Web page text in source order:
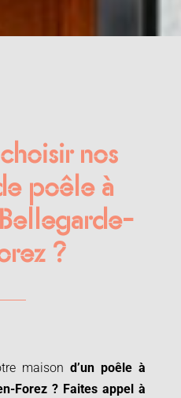
nos
poêle à
?
maisond’un poêle à
Forez ? Faites appel à